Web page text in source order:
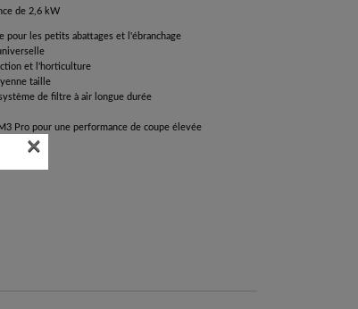
de 2,6 kW
pour les petits abattages et l'ébranchage
et l'horticulture
taille
de filtre à air longue durée
Pro pour une performance de coupe élevée
×